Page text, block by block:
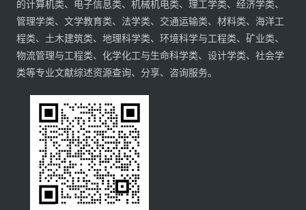
的计算机类、电子信息类、机械机电类、理工学类、经济学类、
管理学类、文学教育类、法学类、交通运输类、材料类、海洋工
程类、土木建筑类、地理科学类、环境科学与工程类、矿业类、
物流管理与工程类、化学化工与生命科学类、设计学类、社会学
类等专业文献综述资源查询、分享、咨询服务。